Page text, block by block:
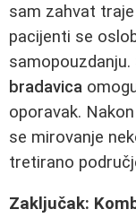
sam zahvat
pacijenti se
bradavica
oporavak. Nakon
se mirovanje
tretirano
Zaključak: